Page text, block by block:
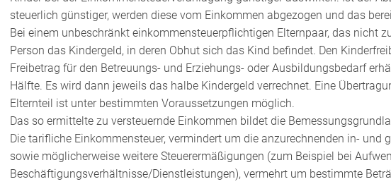
steuerlich günstiger, werden diese vom Einkommen abgezogen und das
Bei einem unbeschränkt einkommensteuerpflichtigen Elternpaar, das nicht
Person das Kindergeld, in deren Obhut sich das Kind befindet. Den
Freibetrag für den Betreuungs- und Erziehungs- oder Ausbildungsbedarf
Hälfte. Es wird dann jeweils das halbe Kindergeld verrechnet. Eine
Elternteil ist unter bestimmten Voraussetzungen möglich.
Das so ermittelte zu versteuernde Einkommen bildet die
Die tarifliche Einkommensteuer, vermindert um die anzurechnenden in- und
sowie möglicherweise weitere Steuerermäßigungen (zum Beispiel bei
Beschäftigungsverhältnisse/Dienstleistungen), vermehrt um bestimmte